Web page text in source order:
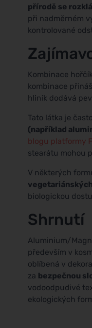
přírodě se
při nadměrném
kontrolované
Kombinace
kombinace
hliník dodává
Tato látka je
(například
blogu platformy
stearátu mohou
V některých
biologickou
Shrnutí
Aluminium/
především v
oblíbená v
za bezpečnou
vodoodpudivé
ekologických